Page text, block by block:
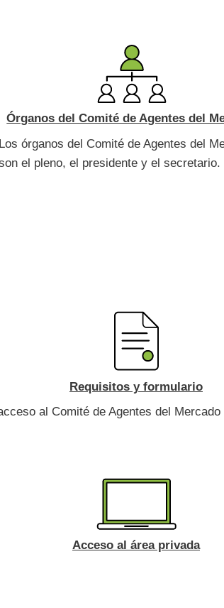
Órganos del Comité de Agentes del
Los órganos del Comité de Agentes del
el pleno, el presidente y el secretario.
Requisitos y formulario
al Comité de Agentes del
Acceso al área privada